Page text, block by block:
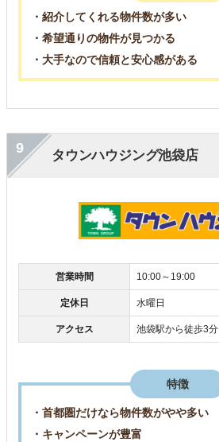
・紹介してくれる物件数が多い
・希望通りの物件が見つかる
・大手なので信頼と安心感がある
タウンハウジング池袋店
9
営業時間 10:00～19:00
定休日 水曜日
アクセス 池袋駅から徒歩3分
特徴
・首都圏だけなら物件数がやや多い
・キャンペーンが豊富